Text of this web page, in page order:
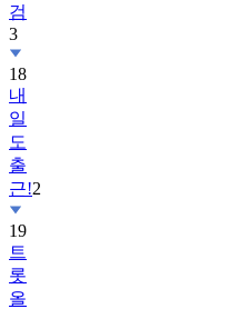
검
3
18
내
일
도
출
근!2
19
트
롯
올